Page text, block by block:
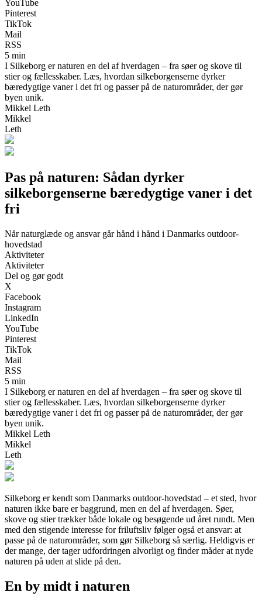
YouTube
Pinterest
TikTok
Mail
RSS
5 min
I Silkeborg er naturen en del af hverdagen – fra søer og skove til
stier og fællesskaber. Læs, hvordan silkeborgenserne dyrker
bæredygtige vaner i det fri og passer på de naturområder, der gør
byen unik.
Mikkel Leth
Mikkel
Leth
Pas på naturen: Sådan dyrker
silkeborgenserne bæredygtige vaner i det
fri
Når naturglæde og ansvar går hånd i hånd i Danmarks outdoor-
hovedstad
Aktiviteter
Aktiviteter
Del og gør godt
X
Facebook
Instagram
LinkedIn
YouTube
Pinterest
TikTok
Mail
RSS
5 min
I Silkeborg er naturen en del af hverdagen – fra søer og skove til
stier og fællesskaber. Læs, hvordan silkeborgenserne dyrker
bæredygtige vaner i det fri og passer på de naturområder, der gør
byen unik.
Mikkel Leth
Mikkel
Leth
Silkeborg er kendt som Danmarks outdoor-hovedstad – et sted, hvor
naturen ikke bare er baggrund, men en del af hverdagen. Søer,
skove og stier trækker både lokale og besøgende ud året rundt. Men
med den stigende interesse for friluftsliv følger også et ansvar: at
passe på de naturområder, som gør Silkeborg så særlig. Heldigvis er
der mange, der tager udfordringen alvorligt og finder måder at nyde
naturen på uden at slide på den.
En by midt i naturen